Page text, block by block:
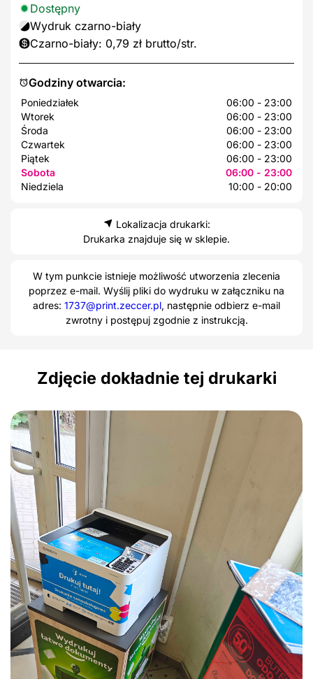
Godziny otwarcia:
Poniedziałek
06:00 - 23:00
Wtorek
06:00 - 23:00
Środa
06:00 - 23:00
Czwartek
06:00 - 23:00
Piątek
06:00 - 23:00
Sobota
06:00 - 23:00
Niedziela
10:00 - 20:00
Dostępny
Wydruk czarno-biały
Czarno-biały: 0,79 zł brutto/str.
Lokalizacja drukarki:
Drukarka znajduje się w sklepie.
W tym punkcie istnieje możliwość utworzenia zlecenia
poprzez e-mail. Wyślij pliki do wydruku w załączniku na
adres: 1737@print.zeccer.pl, następnie odbierz e-mail
zwrotny i postępuj zgodnie z instrukcją.
Zdjęcie dokładnie tej drukarki